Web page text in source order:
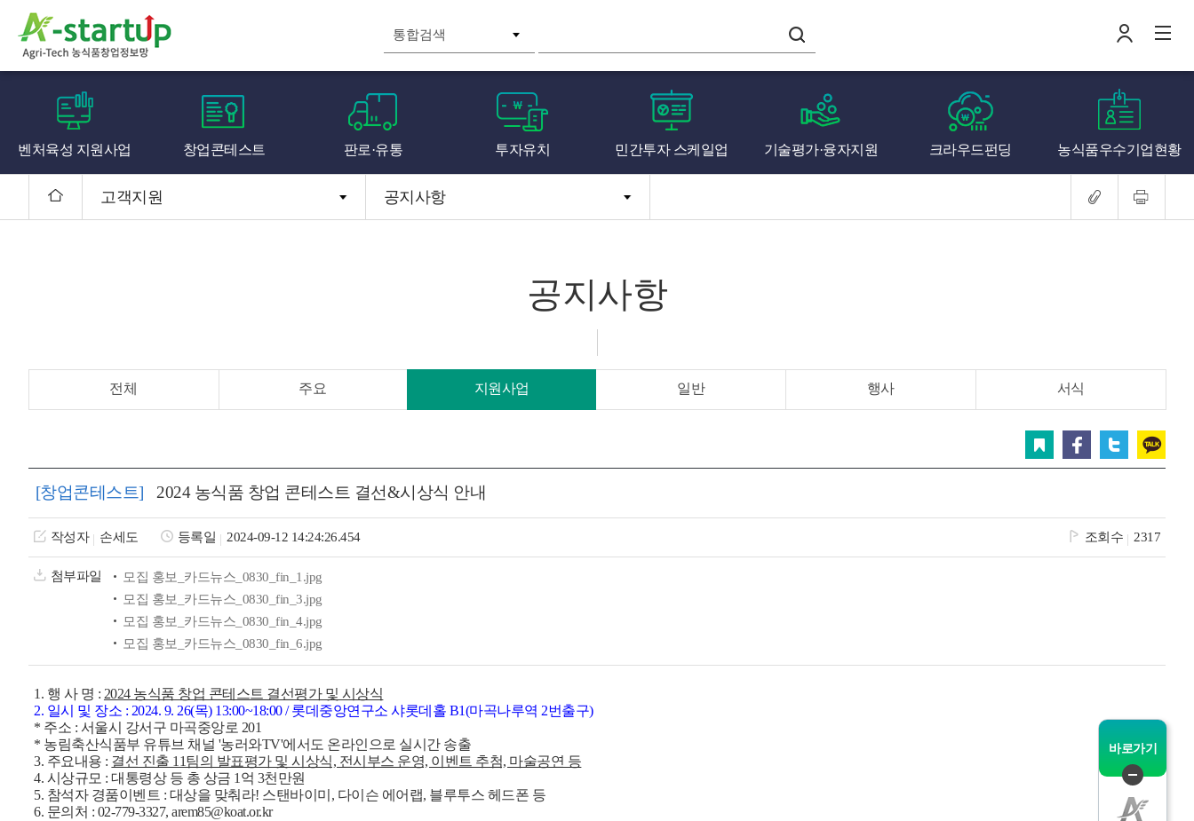
로 전
나의창업일지
벤처육성 지원사업 창업콘테스트 판로·유통 투자유치 민간투자 스케일업 기술평가·융자지원 크라우드펀딩 농식품우수기업현황
고객지원 공지사항
공지사항
전체 주요 지원사업 일반 행사 서식
트위터 카카오
[창업콘테스트] 2024 농식품 창업 콘테스트 결선&시상식 안내
작성자 손세도 등록일 2024-09-12 14:24:26.454 조회수 2317
첨부파일
모집 홍보_카드뉴스_0830_fin_1.jpg
모집 홍보_카드뉴스_0830_fin_3.jpg
모집 홍보_카드뉴스_0830_fin_4.jpg
모집 홍보_카드뉴스_0830_fin_6.jpg
1. 행 사 명 : 2024 농식품 창업 콘테스트 결선평가 및 시상식
2. 일시 및 장소 : 2024. 9. 26(목) 13:00~18:00 / 롯데중앙연구소 샤롯데홀 B1(마곡나루역 2번출구)
* 주소 : 서울시 강서구 마곡중앙로 201
* 농림축산식품부 유튜브 채널 '농러와TV'에서도 온라인으로 실시간 송출
3. 주요내용 : 결선 진출 11팀의 발표평가 및 시상식, 전시부스 운영, 이벤트 추첨, 마술공연 등
4. 시상규모 : 대통령상 등 총 상금 1억 3천만원
5. 참석자 경품이벤트 : 대상을 맞춰라! 스탠바이미, 다이슨 에어랩, 블루투스 헤드폰 등
6. 문의처 : 02-779-3327, arem85@koat.or.kr
바로가기
퀵
메